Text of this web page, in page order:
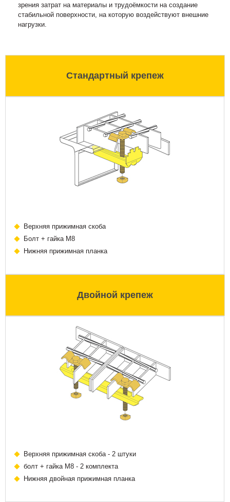
зрения затрат на материалы и трудоёмкости на создание
стабильной поверхности, на которую воздействуют внешние
нагрузки.
Стандартный крепеж
Верхняя прижимная скоба
Болт + гайка М8
Нижняя прижимная планка
Двойной крепеж
Верхняя прижимная скоба - 2 штуки
болт + гайка М8 - 2 комплекта
Нижняя двойная прижимная планка